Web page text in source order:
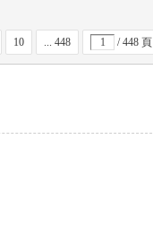
10 ... 448 / 448 頁